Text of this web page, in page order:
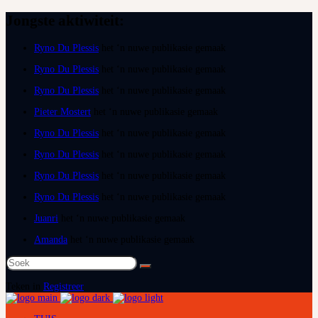
Ryno Du Plessis
Ryno Du Plessis
Ryno Du Plessis
Pieter Mostert
Ryno Du Plessis
Ryno Du Plessis
Ryno Du Plessis
Ryno Du Plessis
Juanri
Amanda
Soek
na:
Registreer